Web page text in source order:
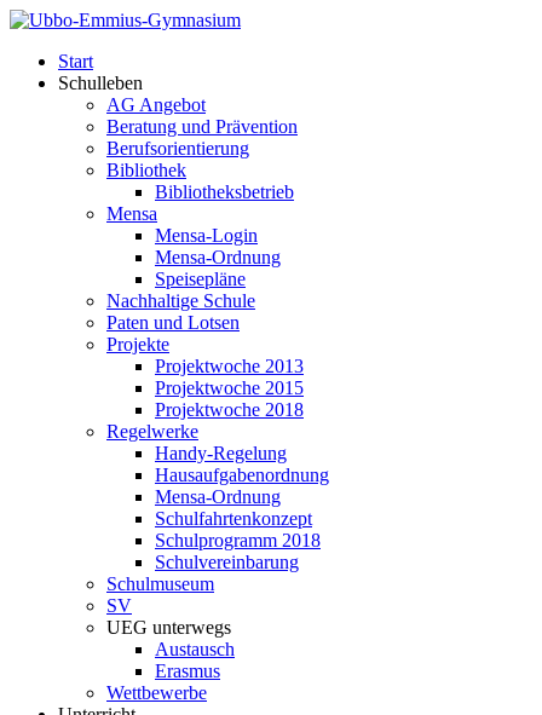
Start
Schulleben
AG Angebot
Beratung und Prävention
Berufsorientierung
Bibliothek
Bibliotheksbetrieb
Mensa
Mensa-Login
Mensa-Ordnung
Speisepläne
Nachhaltige Schule
Paten und Lotsen
Projekte
Projektwoche 2013
Projektwoche 2015
Projektwoche 2018
Regelwerke
Handy-Regelung
Hausaufgabenordnung
Mensa-Ordnung
Schulfahrtenkonzept
Schulprogramm 2018
Schulvereinbarung
Schulmuseum
SV
UEG unterwegs
Austausch
Erasmus
Wettbewerbe